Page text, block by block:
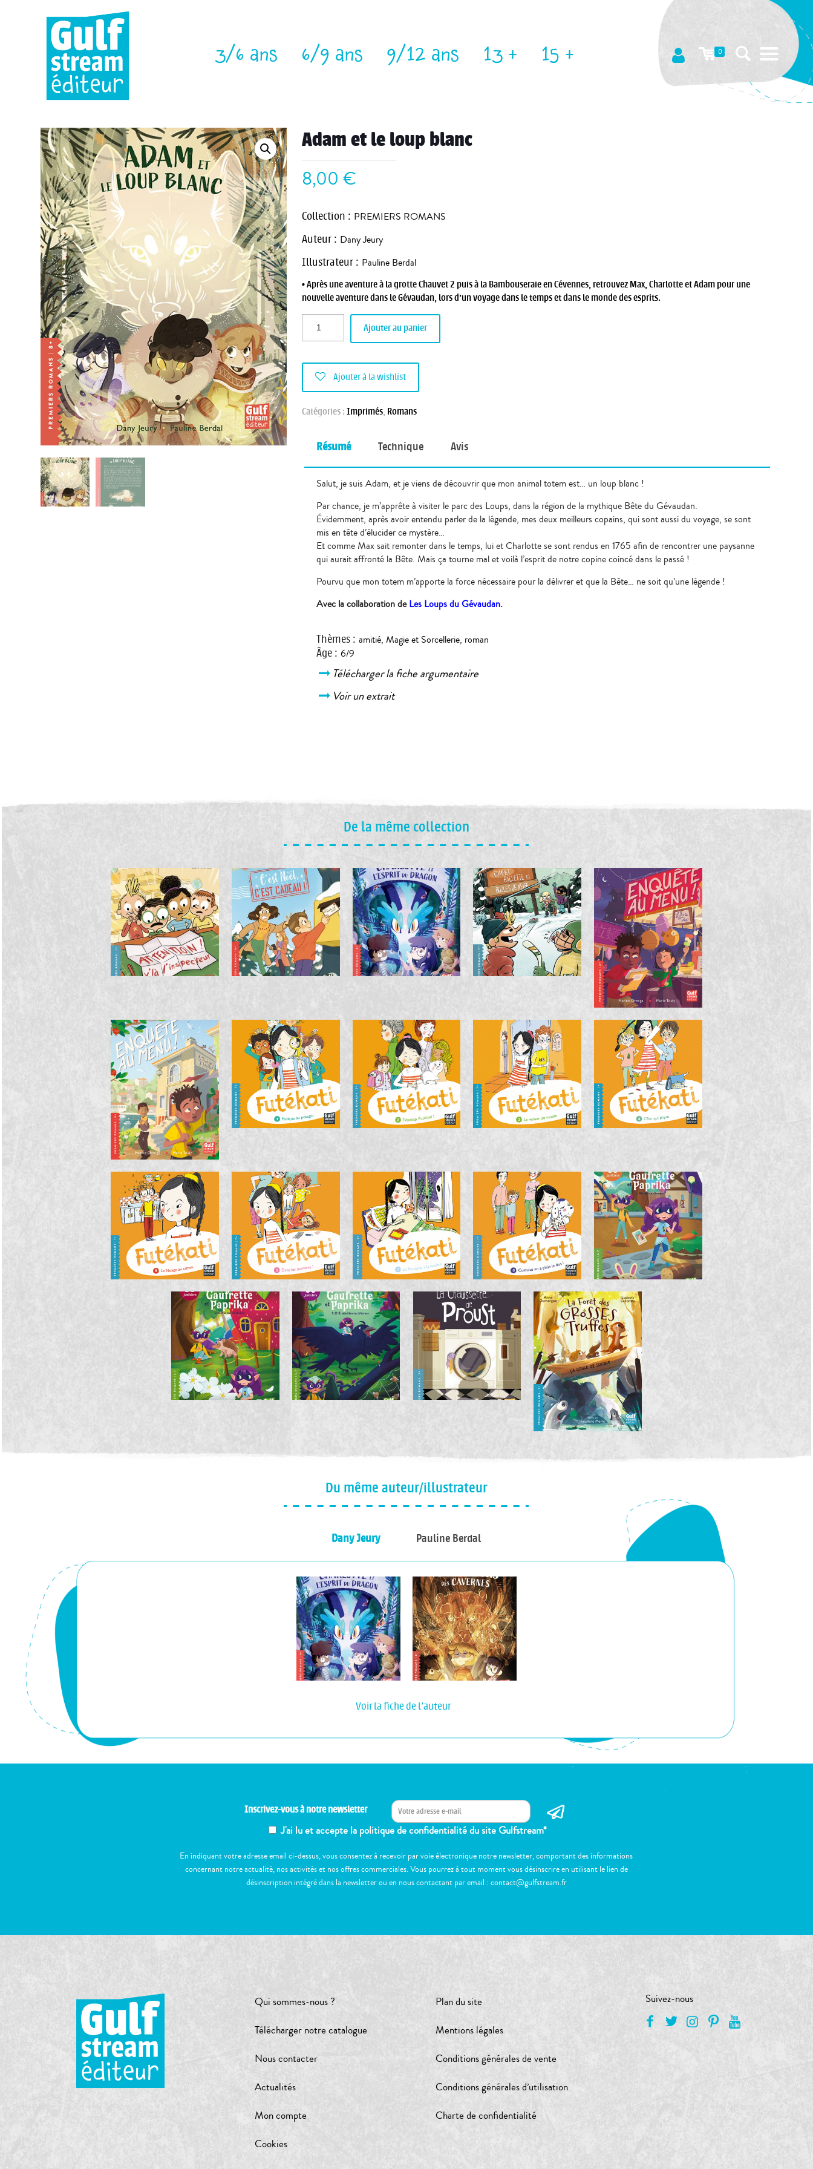
3/6 ans 6/9 ans 9/12 ans 13 + 15 + 0
Adam et le loup blanc
8,00€
Collection : PREMIERS ROMANS
Auteur : Dany Jeury
Illustrateur : Pauline Berdal
• Après une aventure à lagrotte Chauvet 2 puis à la Bambouseraie en Cévennes, retrouvez Max, Charlotte et Adam pour une
nouvelle aventure dans le Gévaudan, lors d’un voyage dans le temps et dans le monde des esprits.
Ajouter au panier
Ajouter à la wishlist
Catégories :Imprimés, Romans
Résumé Technique Avis
Salut, je suis Adam, et je viens de découvrir que mon animal totem est… un loup blanc !
Par chance, je m’apprête à visiter le parc des Loups, dans la région de la mythique Bête du Gévaudan.
Évidemment, après avoir entendu parler de la légende, mes deux meilleurs copains, qui sont aussi du voyage, se sont
mis en tête d’élucider ce mystère…
Et comme Max sait remonter dans le temps, lui et Charlotte se sont rendus en 1765 afin de rencontrer une paysanne
qui aurait affronté la Bête. Mais ça tourne mal et voilà l’esprit de notre copine coincé dans le passé !
Pourvu que mon totem m’apporte la force nécessaire pour la délivrer et que la Bête… ne soit qu’une légende !
Avec la collaboration deLes Loups du Gévaudan.
Thèmes: amitié, Magie et Sorcellerie, roman
Âge: 6/9
Télécharger la fiche argumentaire
Voir un extrait
De la même collection
Du même auteur/illustrateur
Dany Jeury Pauline Berdal
Voir la fiche de l'auteur
Inscrivez-vous à notre newsletter
J'ai lu et accepte la politique de confidentialité du site Gulfstream*
En indiquant votre adresse email ci-dessus, vous consentez à recevoir par voie électronique notre newsletter, comportant des informations
concernant notre actualité, nos activités et nos offres commerciales. Vous pourrez à tout moment vous désinscrire en utilisant le lien de
désinscription intégré dans la newsletter ou en nous contactant par email : contact@gulfstream.fr
Qui sommes-nous ?
Télécharger notre catalogue
Nous contacter
Actualités
Mon compte
Cookies
Plan du site
Mentions légales
Conditions générales de vente
Conditions générales d’utilisation
Charte de confidentialité
Suivez-nous